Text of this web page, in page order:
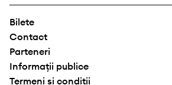
Bilete
Contact
Parteneri
Informații publice
Termeni și condiții